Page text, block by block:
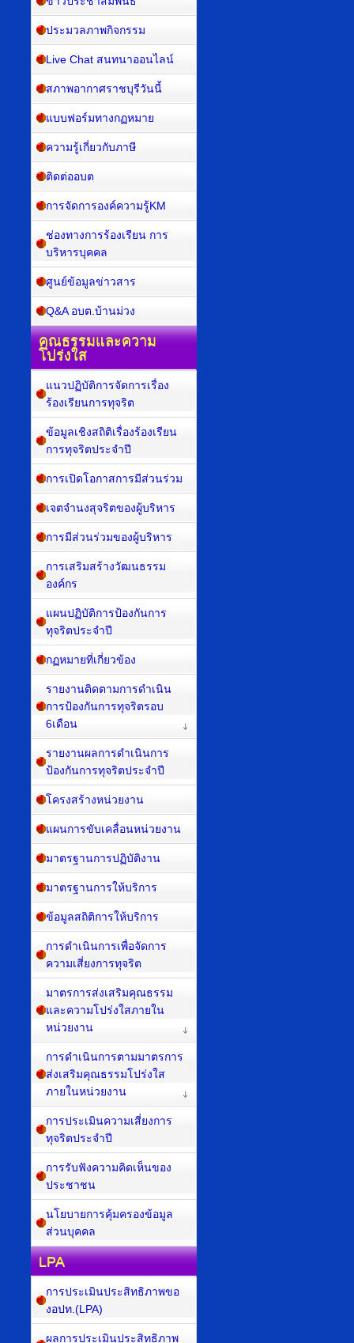
ประมวลภาพกิจกรรม
Live Chat สนทนาออนไลน์
สภาพอากาศราชบุรีวันนี้
แบบฟอร์มทางกฏหมาย
ความรู้เกี่ยวกับภาษี
ติดต่ออบต
การจัดการองค์ความรู้KM
ช่องทางการร้องเรียน การ
บริหารบุคคล
ศูนย์ข้อมูลข่าวสาร
Q&A อบต.บ้านม่วง
คุณธรรมและความ
โปร่งใส
แนวปฏิบัติการจัดการเรื่อง
ร้องเรียนการทุจริต
ข้อมูลเชิงสถิติเรื่องร้องเรียน
การทุจริตประจำปี
การเปิดโอกาสการมีส่วนร่วม
เจตจำนงสุจริตของผู้บริหาร
การมีส่วนร่วมของผู้บริหาร
การเสริมสร้างวัฒนธรรม
องค์กร
แผนปฏิบัติการป้องกันการ
ทุจริตประจำปี
กฏหมายที่เกี่ยวข้อง
รายงานติดตามการดำเนิน
การป้องกันการทุจริตรอบ
6เดือน
รายงานผลการดำเนินการ
ป้องกันการทุจริตประจำปี
โครงสร้างหน่วยงาน
แผนการขับเคลื่อนหน่วยงาน
มาตรฐานการปฏิบัติงาน
มาตรฐานการให้บริการ
ข้อมูลสถิติการให้บริการ
การดำเนินการเพื่อจัดการ
ความเสี่ยงการทุจริต
มาตรการส่งเสริมคุณธรรม
และความโปร่งใสภายใน
หน่วยงาน
การดำเนินการตามมาตรการ
ส่งเสริมคุณธรรมโปร่งใส
ภายในหน่วยงาน
การประเมินความเสี่ยงการ
ทุจริตประจำปี
การรับฟังความคิดเห็นของ
ประชาชน
นโยบายการคุ้มครองข้อมูล
ส่วนบุคคล
LPA
การประเมินประสิทธิภาพขอ
งอปท.(LPA)
ผลการประเมินประสิทธิภาพ